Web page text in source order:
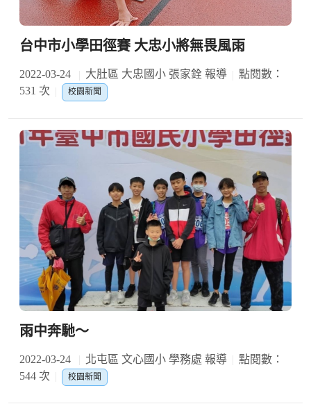
台中市小學田徑賽 大忠小將無畏風雨
2022-03-24 大肚區 大忠國小 張家銓 報導
點閱數：
531 次
校園新聞
雨中奔馳～
2022-03-24 北屯區 文心國小 學務處 報導
點閱數：
544 次
校園新聞